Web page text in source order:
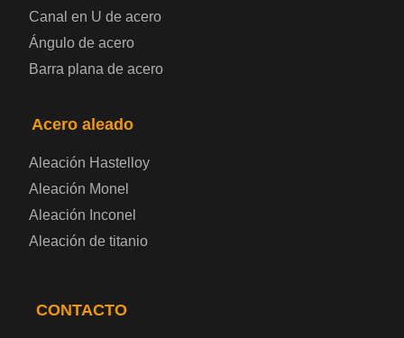
Placa de acero laminado en frío
Placa de acero eléctrica
Placa de acero para cilindros de gas
Placa de acero estructural de alta resistencia
Canal en U de acero
Ángulo de acero
Barra plana de acero
Acero aleado
Aleación Hastelloy
Aleación Monel
Aleación Inconel
Aleación de titanio
CONTACTO